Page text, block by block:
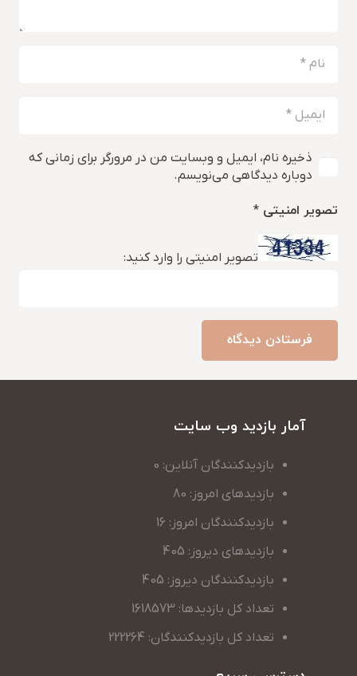
ذخیره نام، ایمیل و وبسایت من در مرورگر برای زمانی که
دوباره دیدگاهی می‌نویسم.
تصویر امنیتی *
تصویر امنیتی را وارد کنید:
فرستادن دیدگاه
آمار بازدید وب سایت
بازدیدکنندگان آنلاین: 0
بازدیدهای امروز: 80
بازدیدکنندگان امروز: 16
بازدیدهای دیروز: 405
بازدیدکنندگان دیروز: 405
تعداد کل بازدیدها: 1618573
تعداد کل بازدیدکنندگان: 222264